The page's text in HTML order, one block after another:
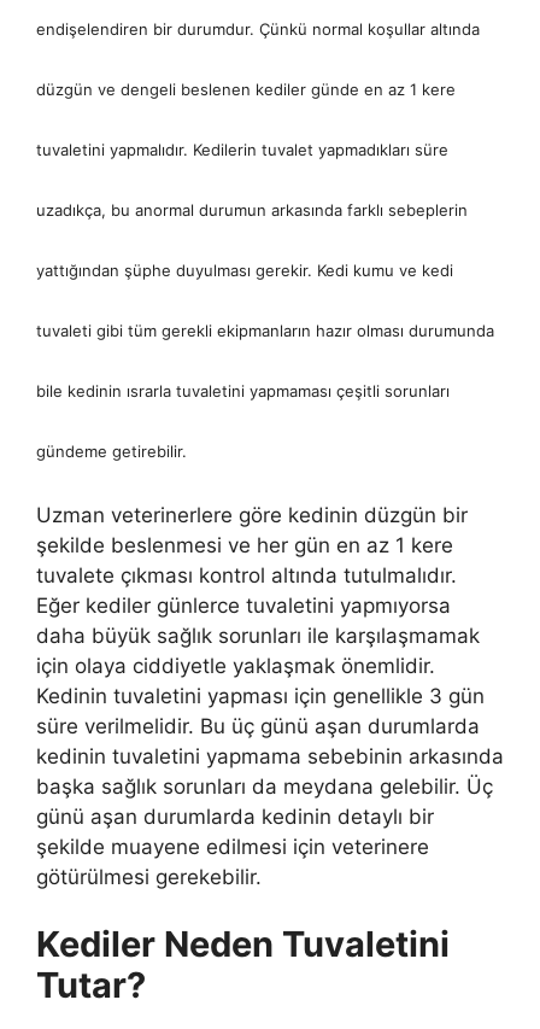
endişelendiren bir durumdur. Çünkü normal koşullar altında
düzgün ve dengeli beslenen kediler günde en az 1 kere
tuvaletini yapmalıdır. Kedilerin tuvalet yapmadıkları süre
uzadıkça, bu anormal durumun arkasında farklı sebeplerin
yattığından şüphe duyulması gerekir. Kedi kumu ve kedi
tuvaleti gibi tüm gerekli ekipmanların hazır olması durumunda
bile kedinin ısrarla tuvaletini yapmaması çeşitli sorunları
gündeme getirebilir.
Uzman veterinerlere göre kedinin düzgün bir
şekilde beslenmesi ve her gün en az 1 kere
tuvalete çıkması kontrol altında tutulmalıdır.
Eğer kediler günlerce tuvaletini yapmıyorsa
daha büyük sağlık sorunları ile karşılaşmamak
için olaya ciddiyetle yaklaşmak önemlidir.
Kedinin tuvaletini yapması için genellikle 3 gün
süre verilmelidir. Bu üç günü aşan durumlarda
kedinin tuvaletini yapmama sebebinin arkasında
başka sağlık sorunları da meydana gelebilir. Üç
günü aşan durumlarda kedinin detaylı bir
şekilde muayene edilmesi için veterinere
götürülmesi gerekebilir.
Kediler Neden Tuvaletini
Tutar?